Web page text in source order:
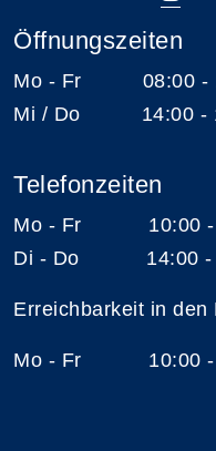
Öffnungszeiten
Mo - Fr 08:00 -
Mi / Do 14:00 -
Telefonzeiten
Mo - Fr 10:00 -
Di - Do 14:00 -
Erreichbarkeit in den
Mo - Fr 10:00 -